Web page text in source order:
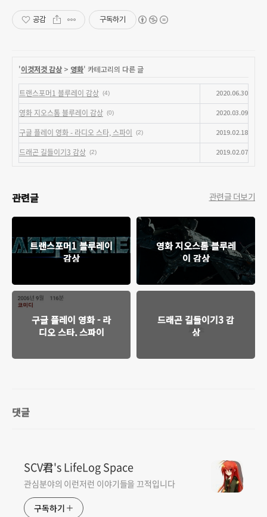
공감 구독하기
'이것저것 감상 > 영화' 카테고리의 다른 글
트랜스포머1 블루레이 감상 (4) 2020.06.30
영화 지오스톰 블루레이 감상 (0) 2020.03.09
구글 플레이 영화 - 라디오 스타, 스파이 (2) 2019.02.18
드래곤 길들이기3 감상 (2) 2019.02.07
관련글 관련글 더보기
트랜스포머1 블루레이
감상
영화 지오스톰 블루레
이 감상
구글 플레이 영화 - 라
디오 스타, 스파이
드래곤 길들이기3 감
상
댓글
SCV君's LifeLog Space
관심분야의 이런저런 이야기들을 끄적입니다
구독하기